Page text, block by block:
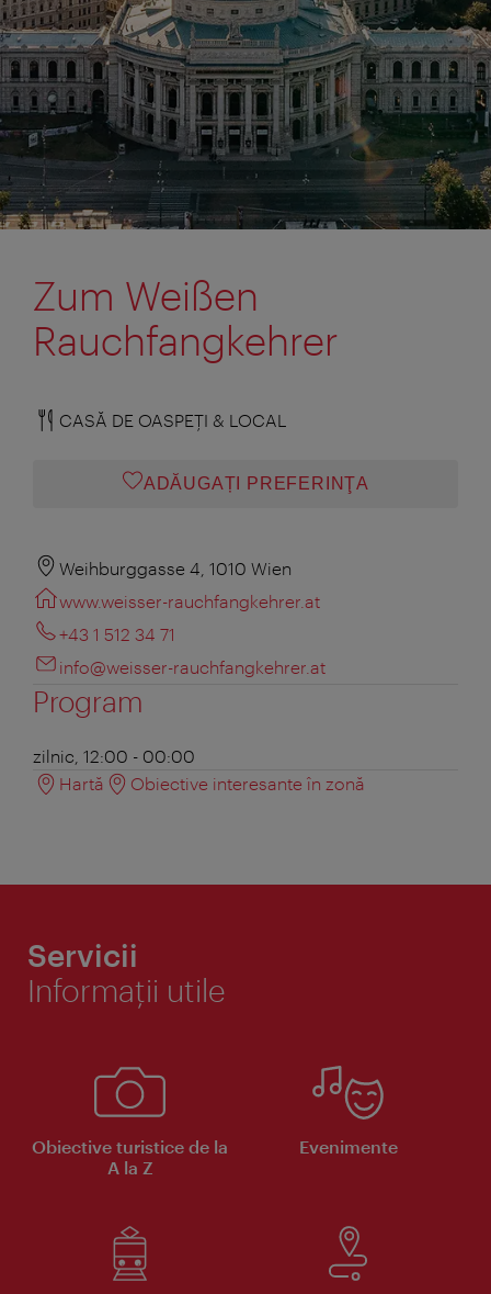
Zum Weißen
Rauchfangkehrer
CASĂ DE OASPEŢI & LOCAL
ADĂUGAȚI PREFERINŢA
Weihburggasse 4, 1010 Wien
www.weisser-rauchfangkehrer.at
+43 1 512 34 71
info@weisser-rauchfangkehrer.at
Program
zilnic, 12:00 - 00:00
Hartă
Obiective interesante în zonă
Servicii
Informaţii utile
Obiective turistice de la
A la Z
Evenimente